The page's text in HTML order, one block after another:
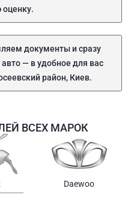
оценку.
документы и сразу
— в удобное для вас
район, Киев.
ВСЕХ МАРОК
Gmc